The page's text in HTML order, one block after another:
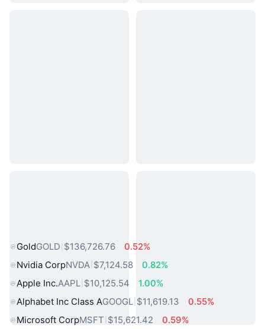
GoldGOLD $136,726.76
0.52%
Nvidia CorpNVDA $7,124.58
0.82%
Apple Inc.AAPL $10,125.54
1.00%
Alphabet Inc Class AGOOGL $11,619.13
0.55%
Microsoft CorpMSFT $15,621.42
0.59%